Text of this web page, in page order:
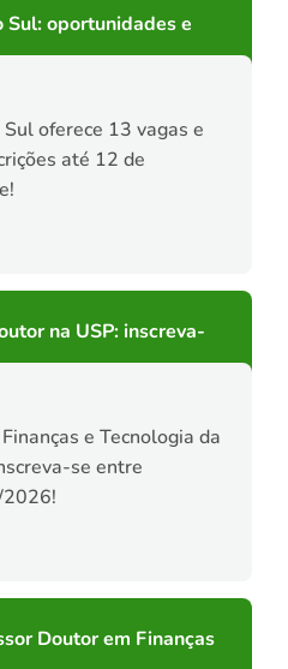
Sul: oportunidades e
oferece 13 vagas e
até 12 de
na USP: inscreva-
e Tecnologia da
se entre
Doutor em Finanças